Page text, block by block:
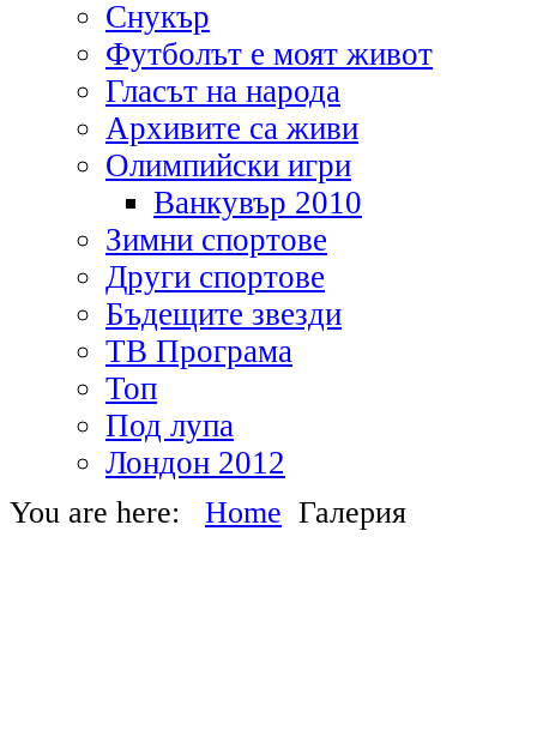
Снукър
Футболът е моят живот
Гласът на народа
Архивите са живи
Олимпийски игри
Ванкувър 2010
Зимни спортове
Други спортове
Бъдещите звезди
ТВ Програма
Топ
Под лупа
Лондон 2012
You are here: Home Галерия